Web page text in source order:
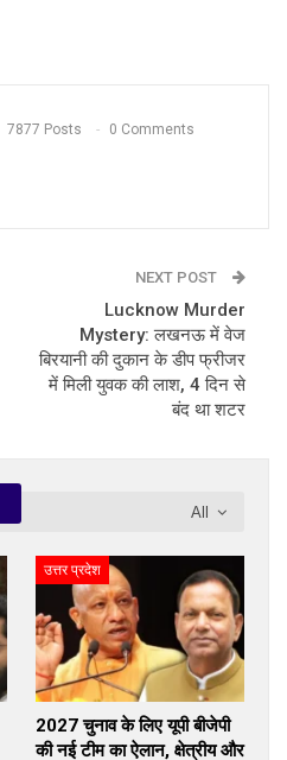
7877 Posts 0 Comments
NEXT POST
Lucknow Murder
Mystery: लखनऊ में वेज
बिरयानी की दुकान के डीप फ्रीजर
में मिली युवक की लाश, 4 दिन से
बंद था शटर
All
उत्तर प्रदेश
2027 चुनाव के लिए यूपी बीजेपी
की नई टीम का ऐलान, क्षेत्रीय और